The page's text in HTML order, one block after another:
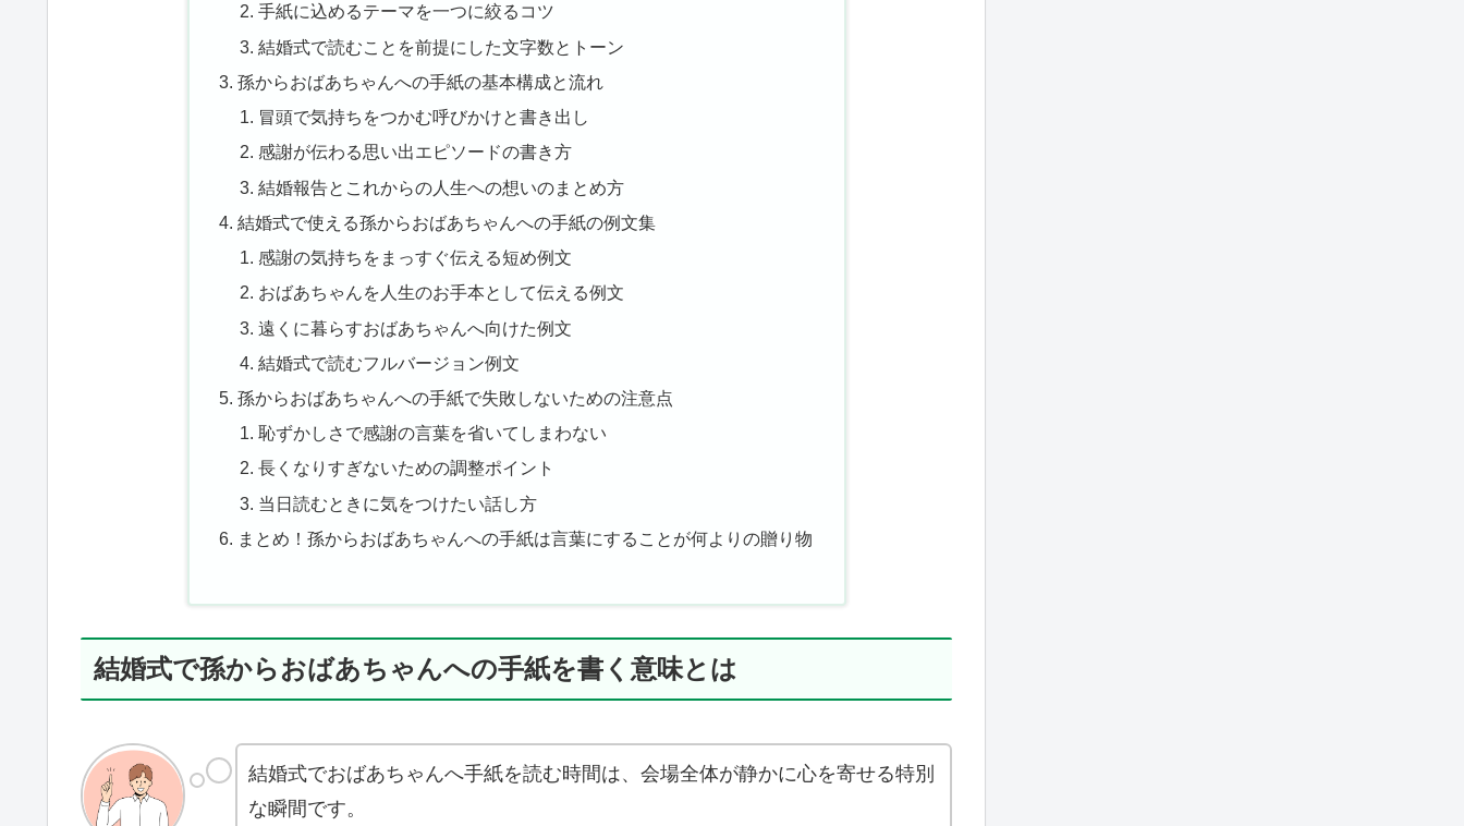
手紙に込めるテーマを一つに絞るコツ
結婚式で読むことを前提にした文字数とトーン
孫からおばあちゃんへの手紙の基本構成と流れ
冒頭で気持ちをつかむ呼びかけと書き出し
感謝が伝わる思い出エピソードの書き方
結婚報告とこれからの人生への想いのまとめ方
結婚式で使える孫からおばあちゃんへの手紙の例文集
感謝の気持ちをまっすぐ伝える短め例文
おばあちゃんを人生のお手本として伝える例文
遠くに暮らすおばあちゃんへ向けた例文
結婚式で読むフルバージョン例文
孫からおばあちゃんへの手紙で失敗しないための注意点
恥ずかしさで感謝の言葉を省いてしまわない
長くなりすぎないための調整ポイント
当日読むときに気をつけたい話し方
まとめ！孫からおばあちゃんへの手紙は言葉にすることが何よりの贈り物
結婚式で孫からおばあちゃんへの手紙を書く意味とは
結婚式でおばあちゃんへ手紙を読む時間は、会場全体が静かに心を寄せる特別
な瞬間です。